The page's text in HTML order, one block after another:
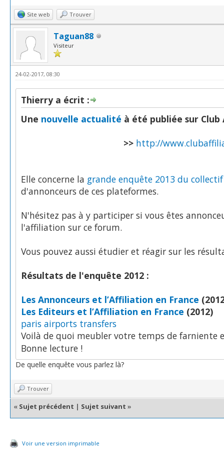
Site web Trouver
Taguan88
Visiteur
24-02-2017, 08:30
Thierry a écrit :
Une nouvelle actualité à été publiée sur
>> http://
Elle concerne la grande enquête 2013 du
d'annonceurs de ces plateformes.
N'hésitez pas à y participer si vous êtes
l'affiliation sur ce forum.
Vous pouvez aussi étudier et réagir sur les
Résultats de l'enquête 2012 :
Les Annonceurs et l’Affiliation en France
Les Editeurs et l’Affiliation en France (2012)
paris airports transfers
Voilà de quoi meubler votre temps de farniente
Bonne lecture !
De quelle enquête vous parlez là?
Trouver
« Sujet précédent | Sujet suivant »
Voir une version imprimable